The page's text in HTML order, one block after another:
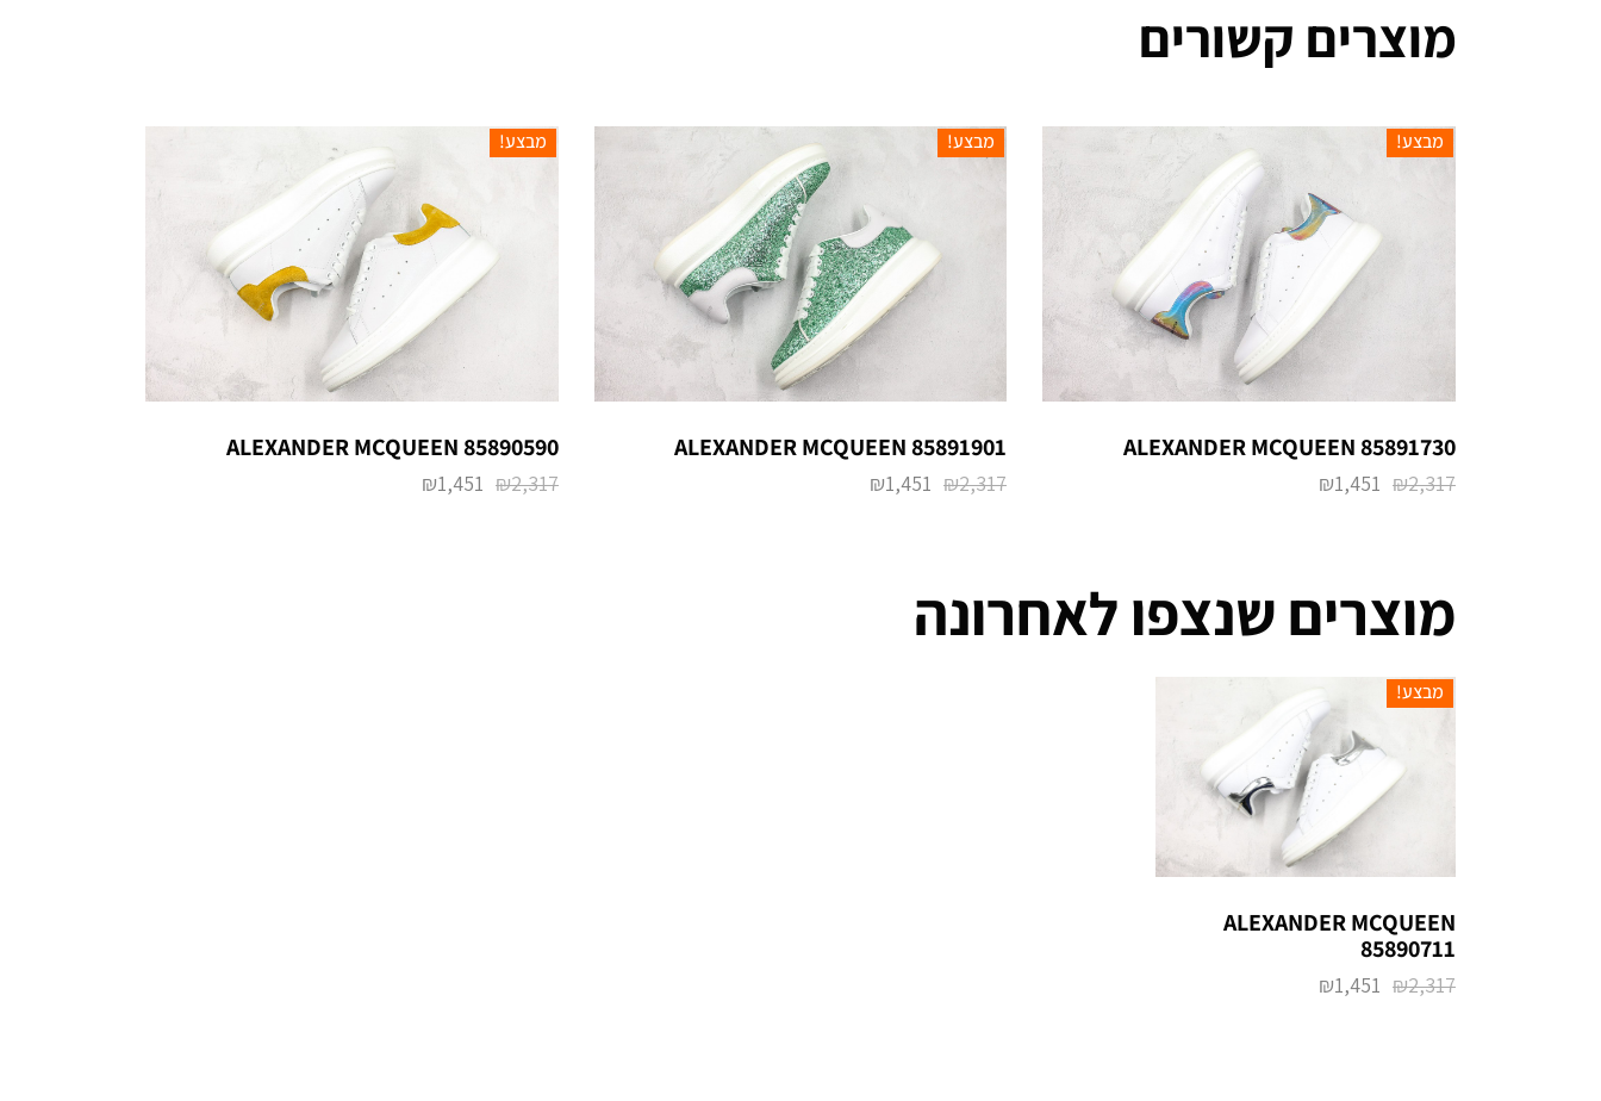
מוצרים קשורים
מבצע!
ALEXANDER MCQUEEN 85891730
₪2,317
₪1,451
מבצע!
ALEXANDER MCQUEEN 85891901
₪2,317
₪1,451
מבצע!
ALEXANDER MCQUEEN 85890590
₪2,317
₪1,451
מוצרים שנצפו לאחרונה
מבצע!
ALEXANDER MCQUEEN
85890711
₪2,317
₪1,451